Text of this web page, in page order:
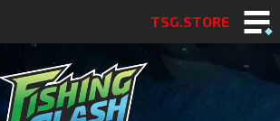
TSG.STORE